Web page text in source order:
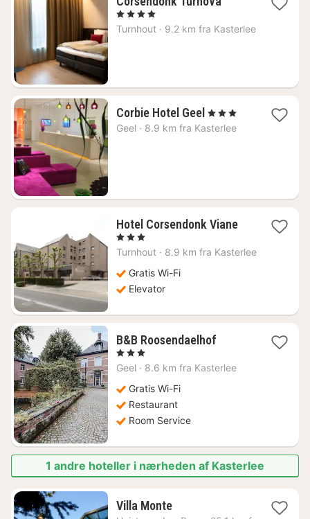
fra
, 4 Stjerner
Turnhout · 9.2 km fra Kasterlee
Corbie Hotel Geel 1
nat
, 3 Stjerner
Geel · 8.9 km fra Kasterlee
Hotel Corsendonk Viane1
fra
, 3 Stjerner
Turnhout · 8.9 km fra Kasterlee
Gratis Wi-Fi
Elevator
B&B Roosendaelhof1
fra
, 3 Stjerner
Geel · 8.6 km fra Kasterlee
Gratis Wi-Fi
Restaurant
Room Service
1 andre hoteller i nærheden af Kasterlee
Villa Monte1